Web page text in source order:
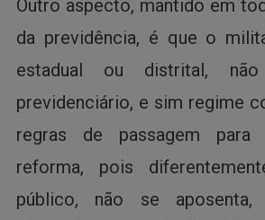
Outro aspecto, mantido em
da previdência, é que o
estadual ou distrital,
previdenciário, e sim regime
regras de passagem
reforma, pois
público, não se aposenta,